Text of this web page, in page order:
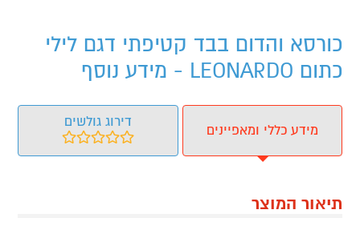
כורסא והדום בבד קטיפתי דגם לילי
כתום LEONARDO - מידע נוסף
מידע כללי ומאפיינים
דירוג גולשים
תיאור המוצר